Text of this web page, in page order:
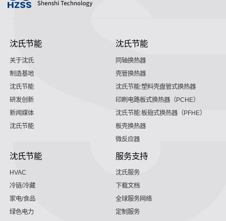
沈氏节能
关于沈氏
制造基地
沈氏节能
研发创新
新闻媒体
沈氏节能
沈氏节能
同轴换热器
壳管换热器
沈氏节能:塑料壳盘管式换热器
印刷电路板式换热器（PCHE）
沈氏节能:板翅式换热器（PFHE）
板壳换热器
微反应器
沈氏节能
HVAC
冷链/冷藏
家电/食品
绿色电力
服务支持
沈氏服务
下载文档
全球服务网络
定制服务